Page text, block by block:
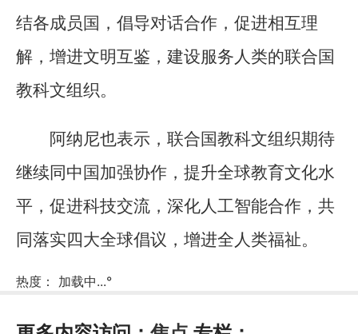
结各成员国，倡导对话合作，促进相互理
解，增进文明互鉴，建设服务人类的联合国
教科文组织。
阿纳尼也表示，联合国教科文组织期待
继续同中国加强协作，提升全球教育文化水
平，促进科技交流，深化人工智能合作，共
同落实四大全球倡议，增进全人类福祉。
热度： 加载中...°